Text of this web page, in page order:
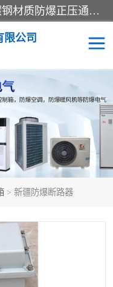
防爆正压分析小屋；不锈钢、碳钢材质防爆正压通风柜，分上下、左右、外挂三种款式；立式、挂式防爆配电柜体；不锈钢、碳钢防爆变频、磁力、星三角启动器；不锈钢、碳钢、铸铝防爆控制箱柜；可操作按键、多块式防爆仪表箱；多材质防爆接线箱；台式防爆电脑、防爆监视器。产品适配石油、化工、煤炭、电力、纺织、酿酒、航天、铁路、冶金、船舶、消防、市政等多行业工况使用。
限公司
> 新疆防爆断路器
正压柜
配电箱
接线箱
监视显示器
暖风机